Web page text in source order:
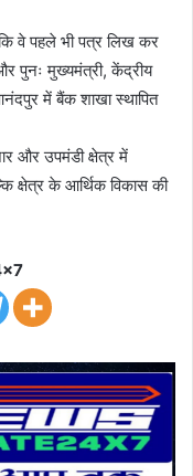
वे पहले भी पत्र लिख कर
पुनः मुख्यमंत्री, केंद्रीय
में बैंक शाखा स्थापित
और उपमंडी क्षेत्र में
क्षेत्र के आर्थिक विकास की